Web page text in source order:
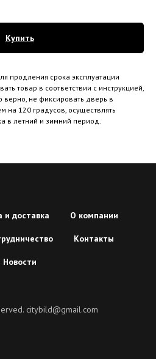
Купить
продления срока эксплуатации
товар в соответствии с инструкцией,
верно, не фиксировать дверь в
на 120 градусов, осуществлять
в летний и зимний период.
и доставка О компании
Контакты
Новости
citybild@gmail.com